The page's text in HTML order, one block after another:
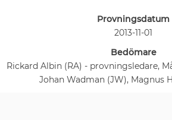
Provningsdatum
2013-11-01
Bedömare
Rickard Albin (RA) - provningsledare,
Johan Wadman (JW), Magnus